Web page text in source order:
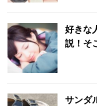
好きな
説！そ
サンダ